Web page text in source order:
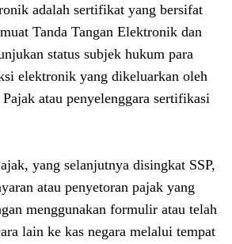
adalah sertifikat yang bersifat
Tanda Tangan Elektronik dan
status subjek hukum para
elektronik yang dikeluarkan oleh
atau penyelenggara sertifikasi
yang selanjutnya disingkat SSP,
atau penyetoran pajak yang
menggunakan formulir atau telah
lain ke kas negara melalui tempat